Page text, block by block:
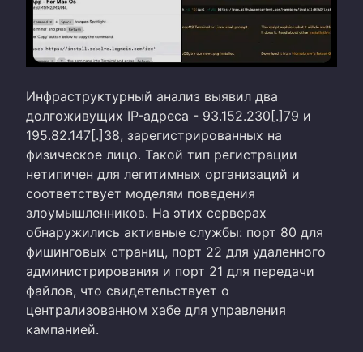
Инфраструктурный анализ выявил два
долгоживущих IP-адреса - 93.152.230[.]79 и
195.82.147[.]38, зарегистрированных на
физическое лицо. Такой тип регистрации
нетипичен для легитимных организаций и
соответствует моделям поведения
злоумышленников. На этих серверах
обнаружились активные службы: порт 80 для
фишинговых страниц, порт 22 для удаленного
администрирования и порт 21 для передачи
файлов, что свидетельствует о
централизованном хабе для управления
кампанией.